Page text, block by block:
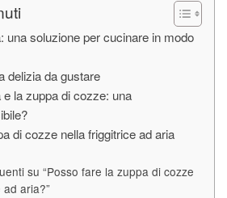
una soluzione per cucinare in modo
delizia da gustare
la zuppa di cozze: una
di cozze nella friggitrice ad aria
su “Posso fare la zuppa di cozze
aria?”